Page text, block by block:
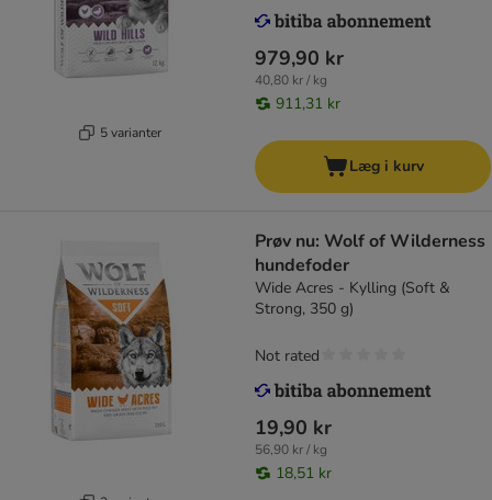
5 varianter
979,90 kr
40,80 kr / kg
911,31 kr
Læg i kurv
Prøv nu: Wolf of Wilderness
hundefoder
Wide Acres - Kylling (Soft &
Strong, 350 g)
19,90 kr
56,90 kr / kg
18,51 kr
Not rated